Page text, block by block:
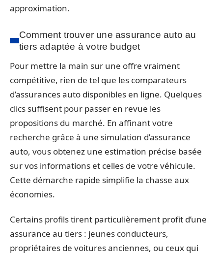
approximation.
Comment trouver une assurance auto au
tiers adaptée à votre budget
Pour mettre la main sur une offre vraiment
compétitive, rien de tel que les comparateurs
d’assurances auto disponibles en ligne. Quelques
clics suffisent pour passer en revue les
propositions du marché. En affinant votre
recherche grâce à une simulation d’assurance
auto, vous obtenez une estimation précise basée
sur vos informations et celles de votre véhicule.
Cette démarche rapide simplifie la chasse aux
économies.
Certains profils tirent particulièrement profit d’une
assurance au tiers : jeunes conducteurs,
propriétaires de voitures anciennes, ou ceux qui